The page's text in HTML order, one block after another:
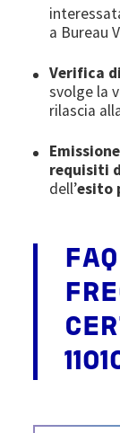
a Bureau
Verifica
svolge la
rilascia
requisiti
dell’esito